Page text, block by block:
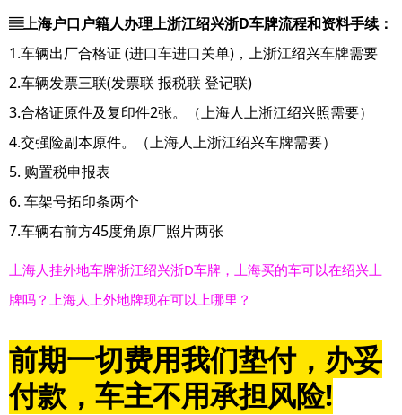
▤上海户口户籍人办理上浙江绍兴浙D车牌流程和资料手续：
1.车辆出厂合格证 (进口车进口关单)，上浙江绍兴车牌需要
2.车辆发票三联(发票联 报税联 登记联)
3.合格证原件及复印件2张。（上海人上浙江绍兴照需要）
4.交强险副本原件。（上海人上浙江绍兴车牌需要）
5. 购置税申报表
6. 车架号拓印条两个
7.车辆右前方45度角原厂照片两张
上海人挂外地车牌浙江绍兴浙D车牌，上海买的车可以在绍兴上
牌吗？上海人上外地牌现在可以上哪里？
前期一切费用我们垫付，办妥
付款，车主不用承担风险!